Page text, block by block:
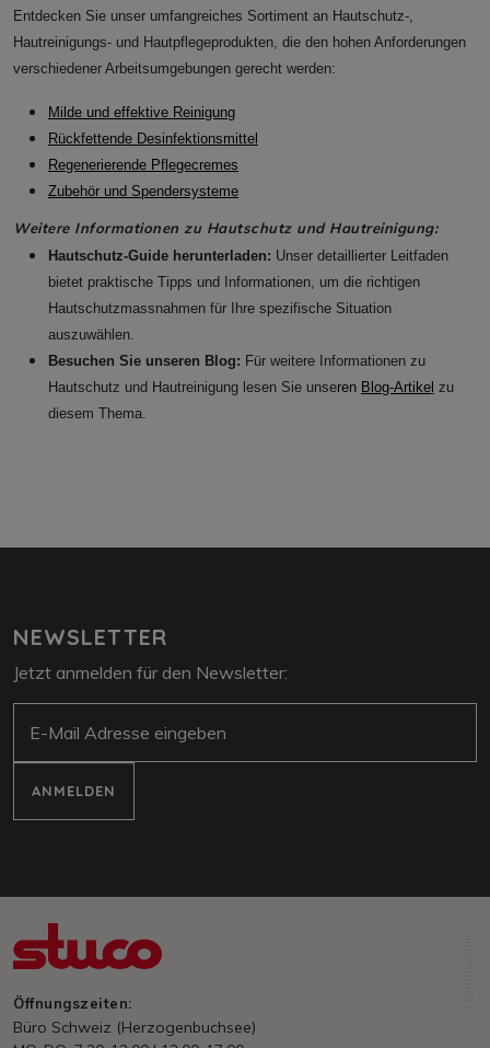
Entdecken Sie unser umfangreiches Sortiment an Hautschutz-,
Hautreinigungs- und Hautpflegeprodukten, die den hohen Anforderungen
verschiedener Arbeitsumgebungen gerecht werden:
Milde und effektive Reinigung
Rückfettende Desinfektionsmittel
Regenerierende Pflegecremes
Zubehör und Spendersysteme
Weitere Informationen zu Hautschutz und Hautreinigung:
Hautschutz-Guide herunterladen: Unser detaillierter Leitfaden
bietet praktische Tipps und Informationen, um die richtigen
Hautschutzmassnahmen für Ihre spezifische Situation
auszuwählen.
Besuchen Sie unseren Blog: Für weitere Informationen zu
Hautschutz und Hautreinigung lesen Sie unseren Blog-Artike zu
diesem Thema.
NEWSLETTER
Jetzt anmelden für den Newsletter:
ANMELDEN
Öffnungszeiten:
Büro Schweiz (Herzogenbuchsee)